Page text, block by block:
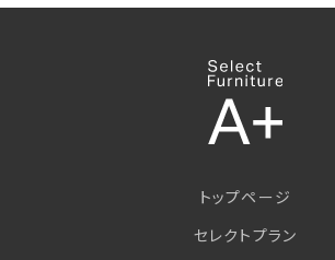
トップページ
セレクトプラン